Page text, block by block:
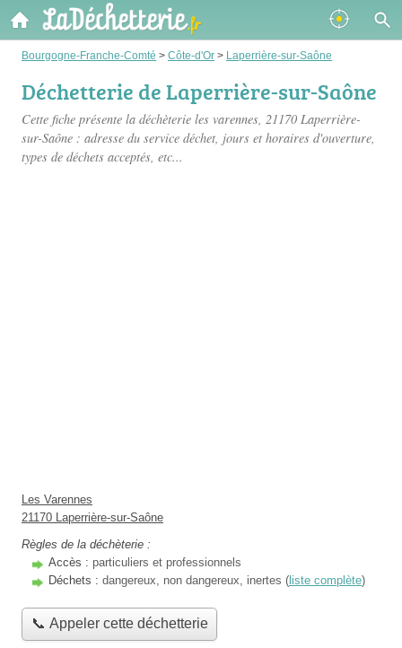
Bourgogne-Franche-Comté > Côte-d'Or > Laperrière-sur-Saône
Déchetterie de Laperrière-sur-Saône
Cette fiche présente la déchèterie les varennes, 21170 Laperrière-
sur-Saône : adresse du service déchet, jours et horaires d'ouverture,
types de déchets acceptés, etc...
Les Varennes
21170 Laperrière-sur-Saône
Règles de la déchèterie :
Accès : particuliers et professionnels
Déchets : dangereux, non dangereux, inertes ( liste complète)
📞 Appeler cette déchetterie